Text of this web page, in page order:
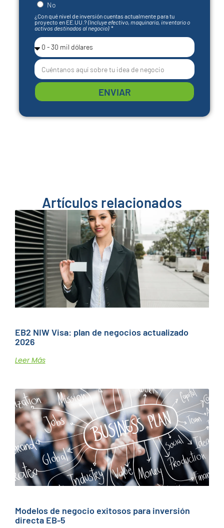
No
¿Con qué nivel de inversión cuentas actualmente para tu
proyecto en EE.UU.? (Incluye efectivo, maquinaria, inventario o
activos destinados al negocio)
ENVIAR
Artículos relacionados
EB2 NIW Visa: plan de negocios actualizado
2026
Leer Más
Modelos de negocio exitosos para inversión
directa EB-5